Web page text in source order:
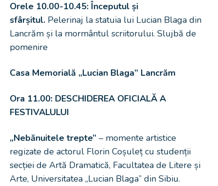
Orele 10.00-10.45: Începutul și
sfârșitul. Pelerinaj la statuia lui Lucian Blaga din
Lancrăm și la mormântul scriitorului. Slujbă de
pomenire
Casa Memorială „Lucian Blaga” Lancrăm
Ora 11.00: DESCHIDEREA OFICIALĂ A
FESTIVALULUI
„Nebănuitele trepte” – momente artistice
regizate de actorul Florin Coșuleț cu studenții
secției de Artă Dramatică, Facultatea de Litere și
Arte, Universitatea „Lucian Blaga” din Sibiu.